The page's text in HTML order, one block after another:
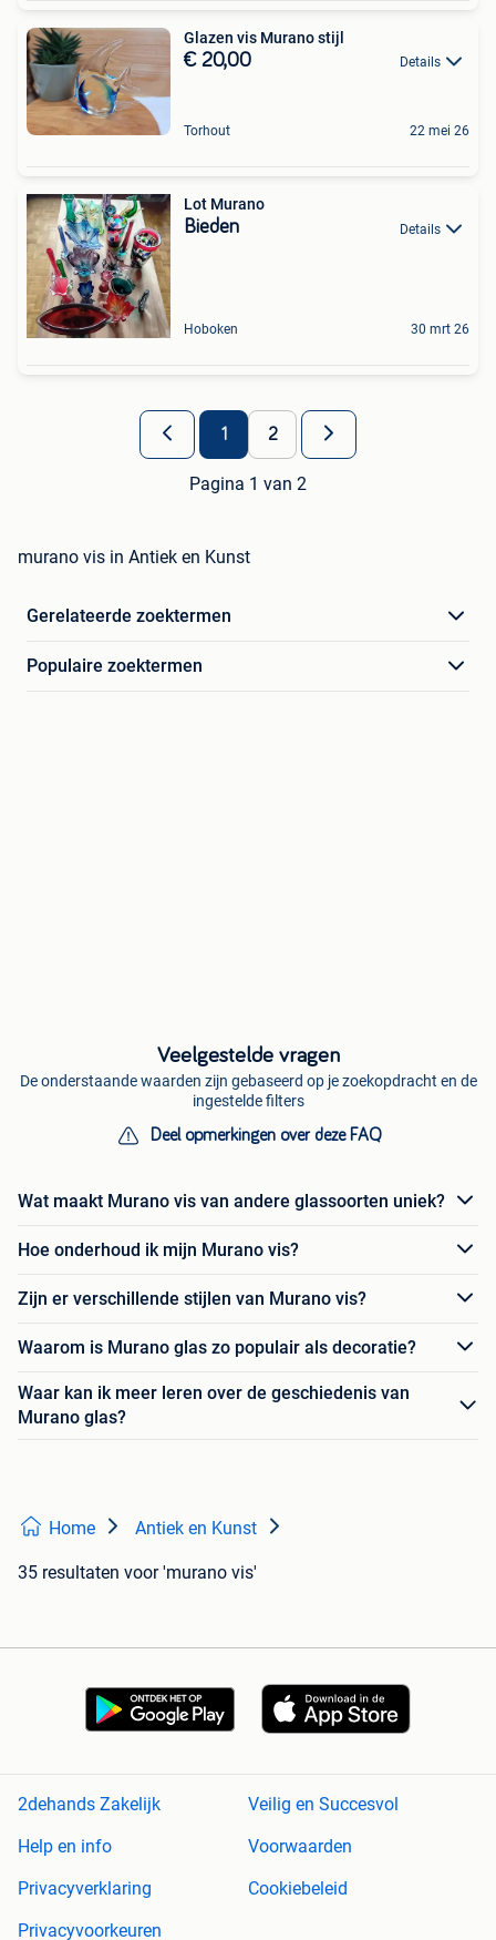
Glazen vis Murano stijl
€ 20,00 Details
Torhout 22 mei 26
Lot Murano
Bieden Details
Hoboken 30 mrt 26
1 2
Pagina 1 van 2
murano vis in Antiek en Kunst
Gerelateerde zoektermen
Populaire zoektermen
Veelgestelde vragen
De onderstaande waarden zijn gebaseerd op je zoekopdracht en de
ingestelde filters
Deel opmerkingen over deze FAQ
Wat maakt Murano vis van andere glassoorten uniek?
Hoe onderhoud ik mijn Murano vis?
Zijn er verschillende stijlen van Murano vis?
Waarom is Murano glas zo populair als decoratie?
Waar kan ik meer leren over de geschiedenis van
Murano glas?
Home Antiek en Kunst
35 resultaten voor 'murano vis'
2dehands Zakelijk
Veilig en Succesvol
Help en info
Voorwaarden
Privacyverklaring
Cookiebeleid
Privacyvoorkeuren